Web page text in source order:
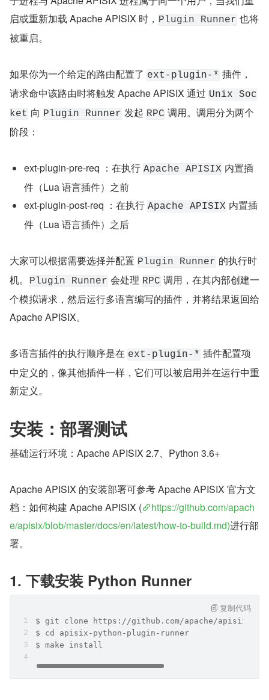
启或重新加载 Apache APISIX 时， Plugin Runner 也将
被重启。
如果你为一个给定的路由配置了 ext-plugin-* 插件，
请求命中该路由时将触发 Apache APISIX 通过 Unix Soc
ket 向 Plugin Runner 发起 RPC 调用。调用分为两个
阶段：
ext-plugin-pre-req ：在执行 Apache APISIX 内置插
件（Lua 语言插件）之前
ext-plugin-post-req ：在执行 Apache APISIX 内置插
件（Lua 语言插件）之后
大家可以根据需要选择并配置 Plugin Runner 的执行时
机。
Plugin Runner 会处理 RPC 调用，在其内部创建一
个模拟请求，然后运行多语言编写的插件，并将结果返回给
Apache APISIX。
多语言插件的执行顺序是在 ext-plugin-* 插件配置项
中定义的，像其他插件一样，它们可以被启用并在运行中重
新定义。
安装：部署测试
基础运行环境：Apache APISIX 2.7、Python 3.6+
Apache APISIX 的安装部署可参考 Apache APISIX 官方文
档：如何构建 Apache APISIX (
https://github.com/apach
e/apisix/blob/master/docs/en/latest/how-to-build.md)进行部
署。
1. 下载安装 Python Runner
$ git clone https://github.com/apache/apisix-
$ cd apisix-python-plugin-runner
$ make install
复制代码